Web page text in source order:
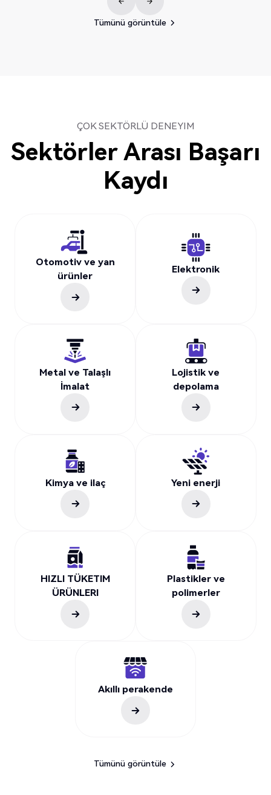
Tümünü görüntüle
ÇOK SEKTÖRLÜ DENEYIM
Sektörler Arası Başarı
Kaydı
Otomotiv ve yan
ürünler
Elektronik
Metal ve Talaşlı
İmalat
Lojistik ve
depolama
Kimya ve ilaç Yeni enerji
HIZLI TÜKETIM
ÜRÜNLERI
Plastikler ve
polimerler
Akıllı perakende
Tümünü görüntüle